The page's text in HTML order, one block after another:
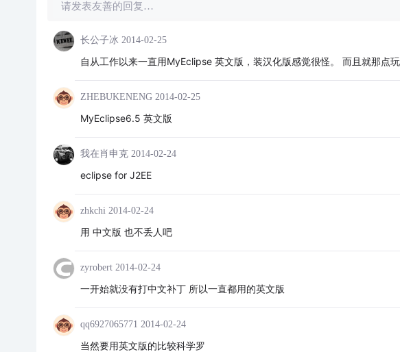
请发表友善的回复…
长公子冰 2014-02-25
自从工作以来一直用MyEclipse 英文版，装汉化版感觉很怪。 而且就那点
ZHEBUKENENG 2014-02-25
MyEclipse6.5 英文版
我在肖申克 2014-02-24
eclipse for J2EE
zhkchi 2014-02-24
用 中文版 也不丢人吧
zyrobert 2014-02-24
一开始就没有打中文补丁 所以一直都用的英文版
qq6927065771 2014-02-24
当然要用英文版的比较科学罗